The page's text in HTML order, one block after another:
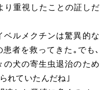
り重視したことの証しだ
ベルメクチンは驚異的な
者を救ってきた｡でも､
の犬の寄生虫退治のため
れていたんだね｣